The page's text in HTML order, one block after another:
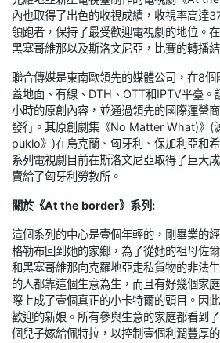
內也取得了出色的收視成績，收視率高達
領跑者，保持了最受歡迎電視劇的地位。
黑塞哥維那以及斯洛文尼亞，比賽的轉播
聯合傳媒是東南歐領先的媒體公司，在8
蓋地面、有線、DTH、OTT和IPTV平臺。
小時的原創內容，並通過領先的國際運營
發行。其原創劇集《No Matter What)》(
puklo》)在烏克蘭、匈牙利、保加利亞和
系列電視劇目前在斯洛文尼亞取得了巨大
賣給了匈牙利勞教所。
關於《At the border》系列:
這個系列的中心是壹個年輕的，剛畢業的
格勒布回到她的家鄉，為了從她的祖母佐
和黑塞哥維那向克羅地亞走私貨物的非法
的人都靠這個生意為生，而且有好幾個家
際上成了壹個真正的小卡特爾的頭目。因
歡迎的新娘。所有參與生意的家庭都看到
個兒子嫁給佩特拉，以控制壹個利潤豐厚